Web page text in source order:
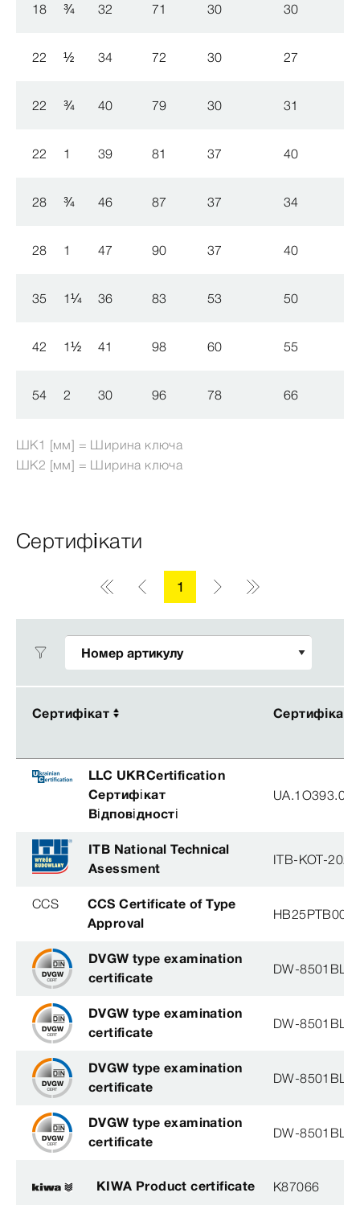
18 ¾ 32 71 30 30
22 ½ 34 72 30 27
22 ¾ 40 79 30 31
22 1 39 81 37 40
28 ¾ 46 87 37 34
28 1 47 90 37 40
35 1¼ 36 83 53 50
42 1½ 41 98 60 55
54 2 30 96 78 66
ШК1 [мм] = Ширина ключа
ШК2 [мм] = Ширина ключа
Сертифікати
1
Сертифікат Сертифікат
Сертифікат Сертифікат
LLC UKRCertification
Cертифікат
Bідповідності
ITB National Technical
Asessment
ITB-KOT-
CCS
CCS Certificate of Type
Approval
DVGW type examination
certificate
DW-
DVGW type examination
certificate
DW-
DVGW type examination
certificate
DW-
DVGW type examination
certificate
DW-
KIWA Product certificate K87066